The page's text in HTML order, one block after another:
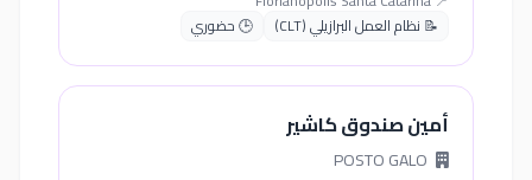
📝 نظام العمل البرازيلي (CLT)
🕒 حضوري
أمين صندوق كاشير